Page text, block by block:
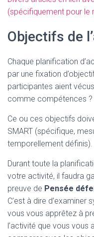
(spécifiquement pour le
Objectifs de
Chaque planification
par une fixation
participantes aient
comme compétences ?
Ce ou ces objectifs
SMART (spécifique,
temporellement définis).
Durant toute la
votre activité, il faudra
preuve de Pensée
C’est à dire d’examiner
vous vous apprêtez à
l’activité que vous vous